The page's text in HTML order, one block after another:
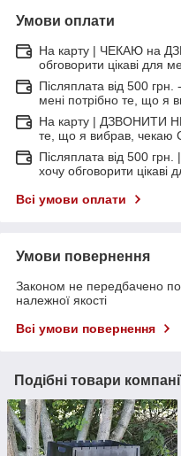
Умови оплати
На карту | ЧЕКАЮ на
обговорити цікаві для
Післяплата від 500
мені потрібно те, що я
На карту | ДЗВОНИТИ
те, що я вибрав, чекаю
Післяплата від 500
хочу обговорити цікаві
Всі умови оплати
Умови повернення
Законом не передбачено
належної якості
Всі умови повернення
Подібні товари